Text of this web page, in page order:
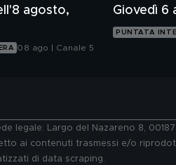
agosto,
08 ago | Canale 5
Giovedì 6
PUNTATA
legale: Largo del Nazareno 8,
ai contenuti trasmessi e/o
di data scraping.